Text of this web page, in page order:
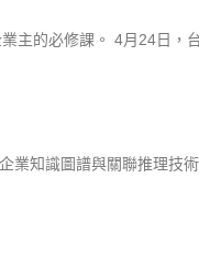
主的必修課。 4月24日，
業知識圖譜與關聯推理技